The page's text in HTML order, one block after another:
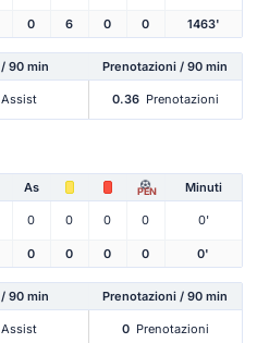
0 6 0 0 1463'
/ 90 min Prenotazioni / 90 min
Assist 0.36 Prenotazioni
As PEN Minuti
0 0 0 0 0'
0 0 0 0 0'
/ 90 min Prenotazioni / 90 min
Assist 0 Prenotazioni